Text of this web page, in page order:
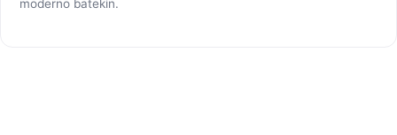
moderno batekin.